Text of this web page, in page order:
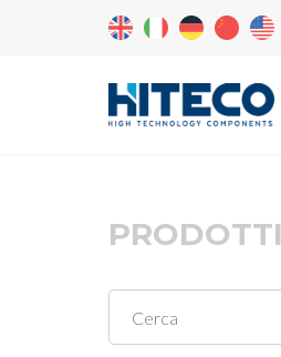
PRODOTTI